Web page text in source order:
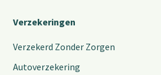
Verzekeringen
Verzekerd Zonder Zorgen
Autoverzekering